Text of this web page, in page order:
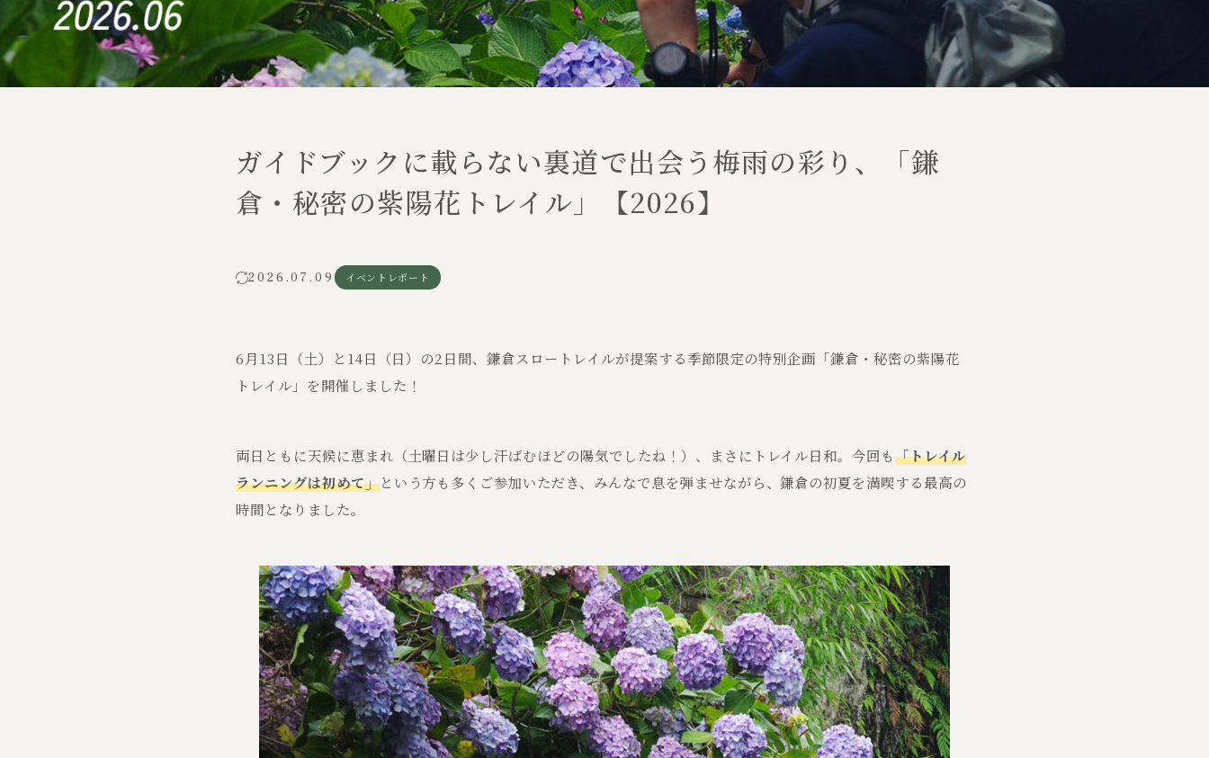
ガイドブックに載らない裏道で出会う梅雨の彩り、「鎌
倉・秘密の紫陽花トレイル」【2026】
2026.07.09 イベントレポート
6月13日（土）と14日（日）の2日間、鎌倉スロートレイルが提案する季節限定の特別企画「鎌倉・秘密の紫陽花
トレイル」を開催しました！
両日ともに天候に恵まれ（土曜日は少し汗ばむほどの陽気でしたね！）、まさにトレイル日和。今回も「トレイル
ランニングは初めて」という方も多くご参加いただき、みんなで息を弾ませながら、鎌倉の初夏を満喫する最高の
時間となりました。